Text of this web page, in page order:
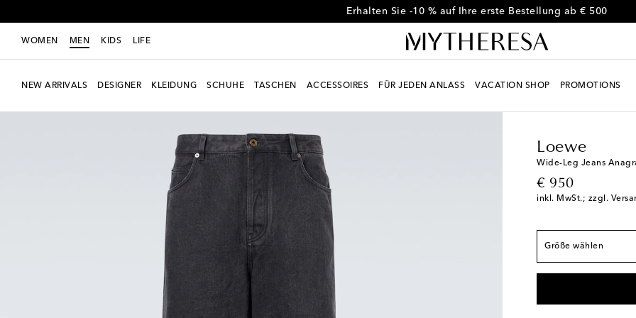
Erhalten Sie -10 % auf Ihre erste Bestellung ab € 500
WOMEN MEN KIDS LIFE
NEW ARRIVALS DESIGNER KLEIDUNG SCHUHE TASCHEN ACCESSOIRES FÜR JEDEN ANLASS VACATION SHOP PROMOTIONS
Loewe
Wide-Leg Jeans
€ 950
original price
inkl. MwSt.; zzgl.
Größe wählen
IT 48 / FR 40
IT 50 / FR 42
IT 52 / FR 44
IT 56 / FR 48